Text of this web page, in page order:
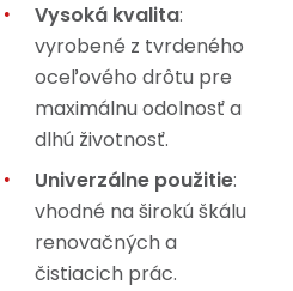
Vysoká kvalita:
vyrobené z tvrdeného
oceľového drôtu pre
maximálnu odolnosť a
dlhú životnosť.
Univerzálne použitie:
vhodné na širokú škálu
renovačných a
čistiacich prác.